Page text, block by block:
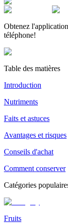
Obtenez
téléphone!
Table des matières
Introduction
Nutriments
Faits et astuces
Avantages et risques
Conseils d'achat
Comment conserver
Catégories
Fruits